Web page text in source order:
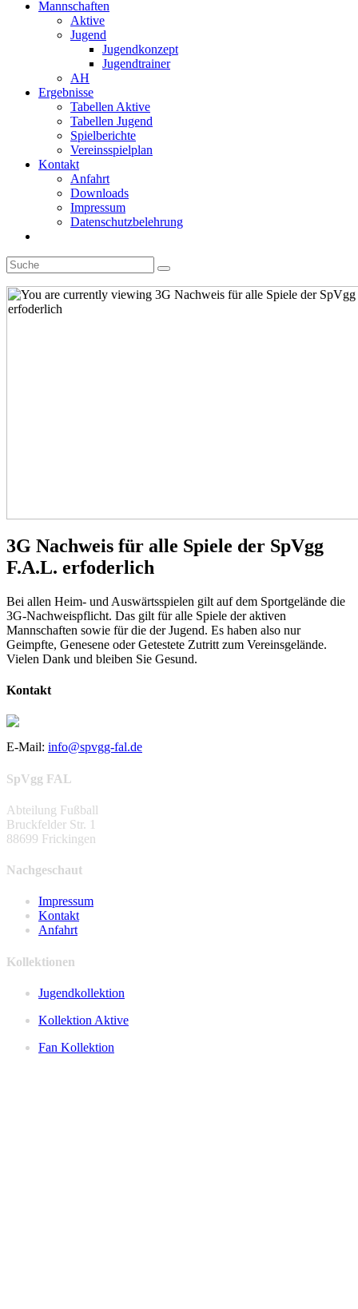
Mannschaften
Aktive
Jugend
Jugendkonzept
Jugendtrainer
AH
Ergebnisse
Tabellen Aktive
Tabellen Jugend
Spielberichte
Vereinsspielplan
Kontakt
Anfahrt
Downloads
Impressum
Datenschutzbelehrung
search
3G Nachweis für alle Spiele der SpVgg
F.A.L. erfoderlich
Bei allen Heim- und Auswärtsspielen gilt auf dem Sportgelände die
3G-Nachweispflicht. Das gilt für alle Spiele der aktiven
Mannschaften sowie für die der Jugend. Es haben also nur
Geimpfte, Genesene oder Getestete Zutritt zum Vereinsgelände.
Vielen Dank und bleiben Sie Gesund.
Kontakt
E-Mail: info@spvgg-fal.de
SpVgg FAL
Abteilung Fußball
Bruckfelder Str. 1
88699 Frickingen
Nachgeschaut
Impressum
Kontakt
Anfahrt
Kollektionen
Jugendkollektion
Kollektion Aktive
Fan Kollektion